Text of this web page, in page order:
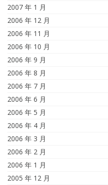
2007 年 1 月
2006 年 12 月
2006 年 11 月
2006 年 10 月
2006 年 9 月
2006 年 8 月
2006 年 7 月
2006 年 6 月
2006 年 5 月
2006 年 4 月
2006 年 3 月
2006 年 2 月
2006 年 1 月
2005 年 12 月